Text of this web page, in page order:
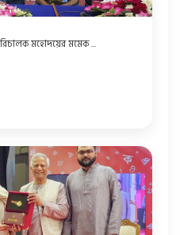
মহোদয়ের মমেক ...